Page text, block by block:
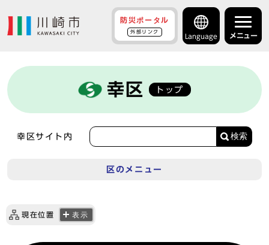
防災ポータル
外部リンク
Language メニュー
幸区 トップ
幸区サイト内 検索
区のメニュー
現在位置 表示